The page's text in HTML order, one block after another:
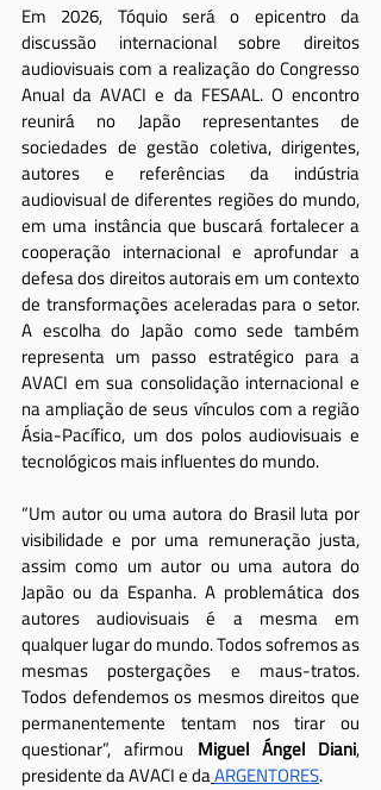
Em 2026, Tóquio será o epicentro da
discussão internacional sobre direitos
audiovisuais com a realização do Congresso
Anual da AVACI e da FESAAL. O encontro
reunirá no Japão representantes de
sociedades de gestão coletiva, dirigentes,
autores e referências da indústria
audiovisual de diferentes regiões do mundo,
em uma instância que buscará fortalecer a
cooperação internacional e aprofundar a
defesa dos direitos autorais em um contexto
de transformações aceleradas para o setor.
A escolha do Japão como sede também
representa um passo estratégico para a
AVACI em sua consolidação internacional e
na ampliação de seus vínculos com a região
Ásia-Pacífico, um dos polos audiovisuais e
tecnológicos mais influentes do mundo.
“Um autor ou uma autora do Brasil luta por
visibilidade e por uma remuneração justa,
assim como um autor ou uma autora do
Japão ou da Espanha. A problemática dos
autores audiovisuais é a mesma em
qualquer lugar do mundo. Todos sofremos as
mesmas postergações e maus-tratos.
Todos defendemos os mesmos direitos que
permanentemente tentam nos tirar ou
questionar”, afirmou Miguel Ángel Diani,
presidente da AVACI e daARGENTORES.